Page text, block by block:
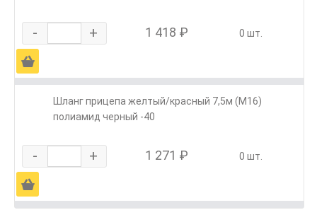
- + 1 418 ₽ 0 шт.
Ä
Шланг прицепа желтый/красный 7,5м (М16)
полиамид черный -40
- + 1 271 ₽ 0 шт.
Ä